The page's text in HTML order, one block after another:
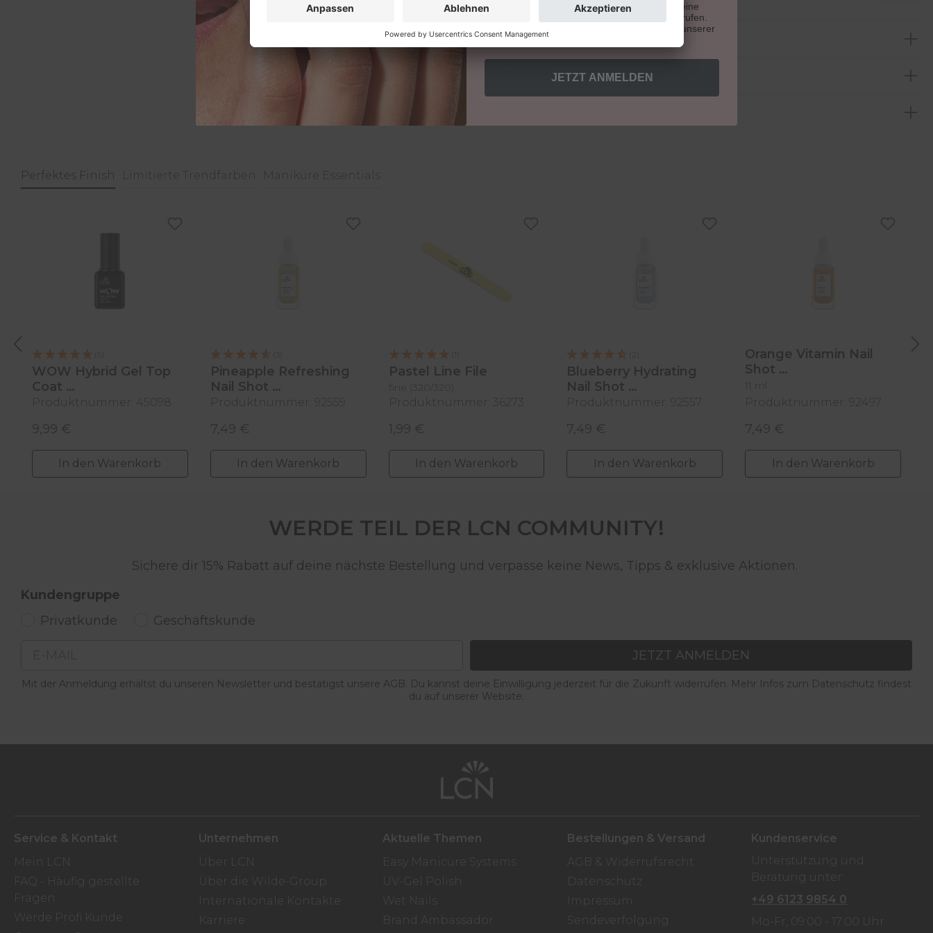
Anwendung
Inhaltsstoffe
Perfektes Finish Limitierte Trendfarben Maniküre Essentials
WOW Hybrid Gel Top
Coat
super fast, 8 ml
Produktnummer: 45098
Regulärer Preis:
9,99 €
In den Warenkorb
Pineapple Refreshing
Nail Shot
11 ml
Produktnummer: 92559
Regulärer Preis:
7,49 €
In den Warenkorb
Pastel Line File
fine (320/320)
Produktnummer: 36273
Regulärer Preis:
1,99 €
In den Warenkorb
Blueberry Hydrating
Nail Shot
11 ml
Produktnummer: 92557
Regulärer Preis:
7,49 €
In den Warenkorb
Orange Vitamin Nail
Shot
Produktnummer: 92497
Regulärer Preis:
7,49 €
In den Warenkorb
WERDE TEIL DER LCN COMMUNITY!
Sichere dir 15% Rabatt auf deine nächste Bestellung und verpasse keine News, Tipps & exklusive Aktionen.
Kundengruppe
Privatkunde
Geschäftskunde
JETZT ANMELDEN
Mit der Anmeldung erhältst du unseren Newsletter und bestätigst unsere AGB. Du kannst deine Einwilligung jederzeit für die Zukunft widerrufen. Mehr Infos zum Datenschutz findest
du auf unserer Website.
Service & Kontakt
Mein LCN
FAQ - Häufig gestellte
Fragen
Werde Profi Kunde
Unternehmen
Über LCN
Über die Wilde-Group
Internationale Kontakte
Karriere
Aktuelle Themen
Easy Manicure Systems
UV-Gel Polish
Wet Nails
Brand Ambassador
Bestellungen & Versand
AGB & Widerrufsrecht
Datenschutz
Impressum
Sendeverfolgung
Kundenservice
Unterstützung und
Beratung unter:
+49 6123 9854 0
Mo-Fr, 09:00 - 17:00 Uhr
und bestätigst unsere AGB. Du kannst deine
Einwilligung jederzeit für die Zukunft widerrufen.
Mehr Infos zum Datenschutz findest du auf unserer
JETZT ANMELDEN